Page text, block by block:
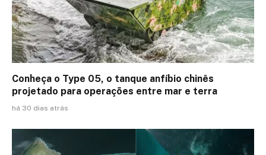
Conheça o Type 05, o tanque anfíbio chinês
projetado para operações entre mar e terra
há 30 dias atrás